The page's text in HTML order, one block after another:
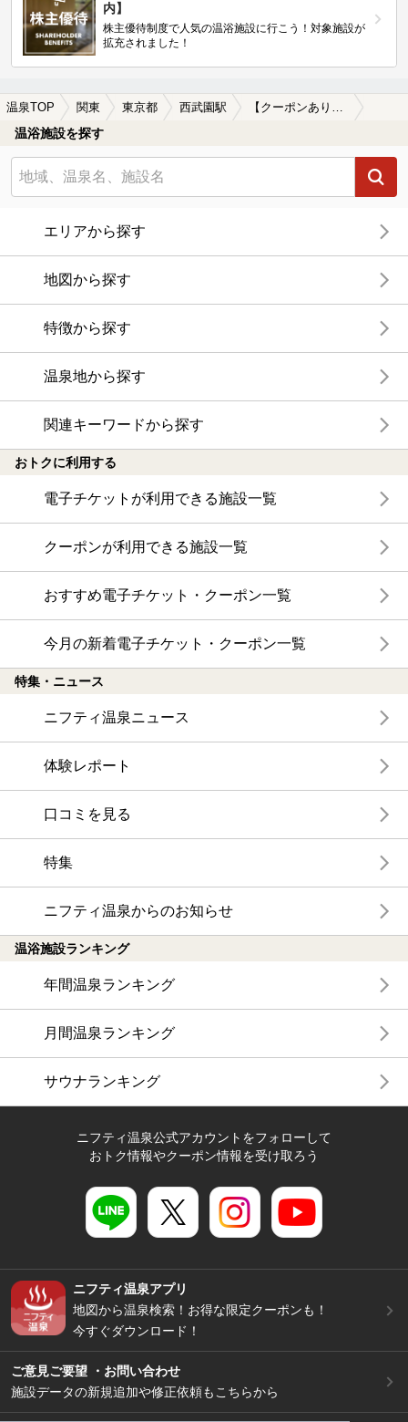
内】
株主優待制度で人気の温浴施設に行こう！対象施設が
拡充されました！
温泉TOP 関東 東京都 西武園駅 【クーポンあり】一人旅におすすめの西武園駅近くの温泉、日帰り温泉、スーパー銭湯おすすめ
温浴施設を探す
エリアから探す
地図から探す
特徴から探す
温泉地から探す
関連キーワードから探す
おトクに利用する
電子チケットが利用できる施設一覧
クーポンが利用できる施設一覧
おすすめ電子チケット・クーポン一覧
今月の新着電子チケット・クーポン一覧
特集・ニュース
ニフティ温泉ニュース
体験レポート
口コミを見る
特集
ニフティ温泉からのお知らせ
温浴施設ランキング
年間温泉ランキング
月間温泉ランキング
サウナランキング
ニフティ温泉公式アカウントをフォローして
おトク情報やクーポン情報を受け取ろう
ニフティ温泉アプリ
地図から温泉検索！お得な限定クーポンも！
今すぐダウンロード！
ご意見ご要望 ・お問い合わせ
施設データの新規追加や修正依頼もこちらから